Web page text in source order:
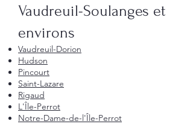
Vaudreuil-Soulanges et
environs
Vaudreuil-Dorion
Hudson
Pincourt
Saint-Lazare
Rigaud
L'Île-Perrot
Notre-Dame-de-l'Île-Perrot